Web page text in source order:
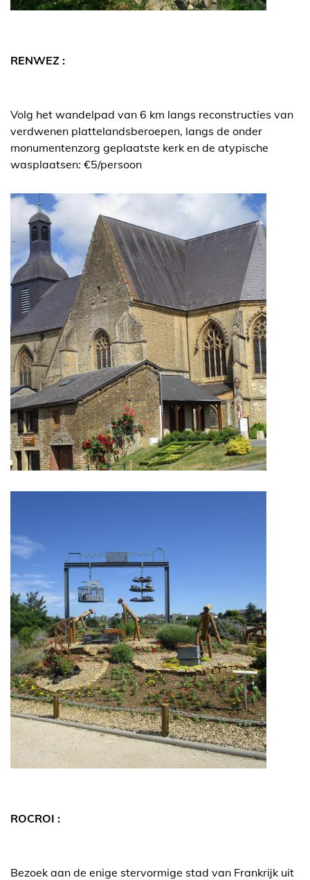
RENWEZ :
Volg het wandelpad van 6 km langs reconstructies van
verdwenen plattelandsberoepen, langs de onder
monumentenzorg geplaatste kerk en de atypische
wasplaatsen: €5/persoon
ROCROI :
Bezoek aan de enige stervormige stad van Frankrijk uit